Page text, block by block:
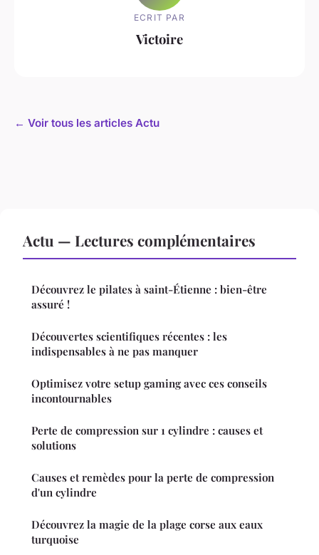
ECRIT PAR
Victoire
← Voir tous les articles Actu
Actu — Lectures complémentaires
Découvrez le pilates à saint-Étienne : bien-être
assuré !
Découvertes scientifiques récentes : les
indispensables à ne pas manquer
Optimisez votre setup gaming avec ces conseils
incontournables
Perte de compression sur 1 cylindre : causes et
solutions
Causes et remèdes pour la perte de compression
d'un cylindre
Découvrez la magie de la plage corse aux eaux
turquoise